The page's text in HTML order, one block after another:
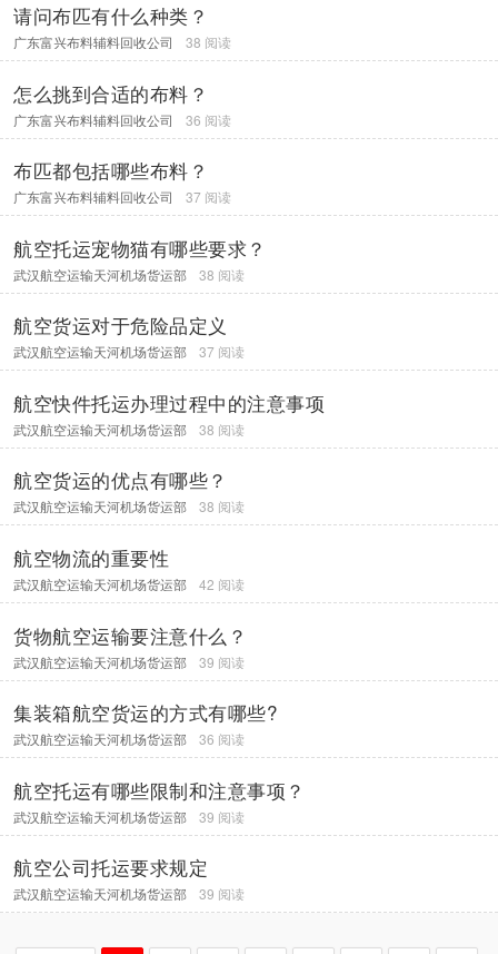
请问布匹有什么种类？
广东富兴布料辅料回收公司 38 阅读
怎么挑到合适的布料？
广东富兴布料辅料回收公司 36 阅读
布匹都包括哪些布料？
广东富兴布料辅料回收公司 37 阅读
航空托运宠物猫有哪些要求？
武汉航空运输天河机场货运部 38 阅读
航空货运对于危险品定义
武汉航空运输天河机场货运部 37 阅读
航空快件托运办理过程中的注意事项
武汉航空运输天河机场货运部 38 阅读
航空货运的优点有哪些？
武汉航空运输天河机场货运部 38 阅读
航空物流的重要性
武汉航空运输天河机场货运部 42 阅读
货物航空运输要注意什么？
武汉航空运输天河机场货运部 39 阅读
集装箱航空货运的方式有哪些?
武汉航空运输天河机场货运部 36 阅读
航空托运有哪些限制和注意事项？
武汉航空运输天河机场货运部 39 阅读
航空公司托运要求规定
武汉航空运输天河机场货运部 39 阅读